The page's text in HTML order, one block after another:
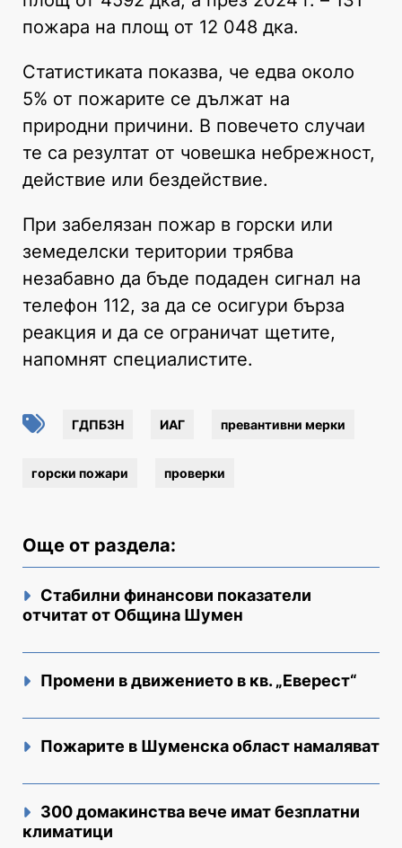
пожара на площ от 12 048 дка.
Статистиката показва, че едва около
5% от пожарите се дължат на
природни причини. В повечето случаи
те са резултат от човешка небрежност,
действие или бездействие.
При забелязан пожар в горски или
земеделски територии трябва
незабавно да бъде подаден сигнал на
телефон 112, за да се осигури бърза
реакция и да се ограничат щетите,
напомнят специалистите.
ГДПБЗН ИАГ превантивни мерки
горски пожари проверки
Още от раздела:
Стабилни финансови показатели
отчитат от Община Шумен
Промени в движението в кв. „Еверест“
Пожарите в Шуменска област намаляват
300 домакинства вече имат безплатни
климатици